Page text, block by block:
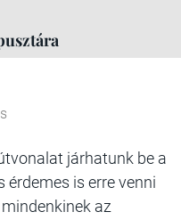
járhatunk be a
érdemes is erre venni
az